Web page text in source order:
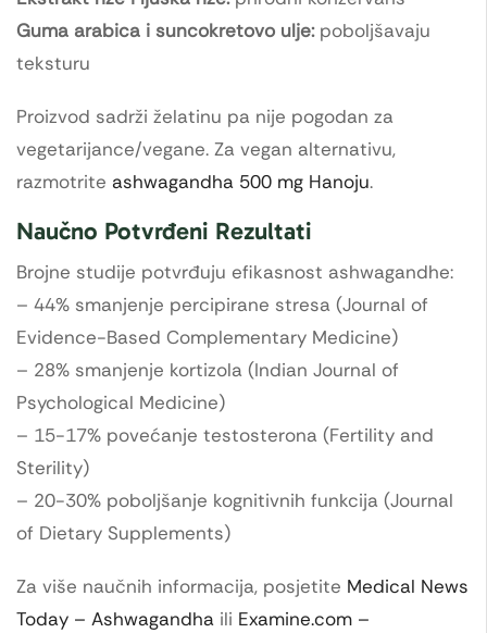
Guma arabica i suncokretovo ulje:poboljšavaju
teksturu
Proizvod sadrži želatinu pa nije pogodan za
vegetarijance/vegane. Za vegan alternativu,
razmotrite ashwagandha 500 mg Hanoju.
Naučno Potvrđeni Rezultati
Brojne studije potvrđuju efikasnost ashwagandhe:
– 44% smanjenje percipirane stresa (Journal of
Evidence-Based Complementary Medicine)
– 28% smanjenje kortizola (Indian Journal of
Psychological Medicine)
– 15-17% povećanje testosterona (Fertility and
Sterility)
– 20-30% poboljšanje kognitivnih funkcija (Journal
of Dietary Supplements)
Za više naučnih informacija, posjetite Medical News
Today – Ashwagandha ili Examine.com –